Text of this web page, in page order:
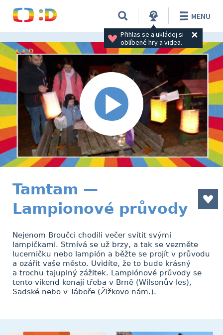
Přihlas se a ukládej si
oblíbené hry a videa.
MENU
Tamtam —
Lampionové průvody
Nejenom Broučci chodili večer svítit svými
lampičkami. Stmívá se už brzy, a tak se vezměte
lucerničku nebo lampión a běžte se projít v průvodu
a ozářit vaše město. Uvidíte, že to bude krásný
a trochu tajuplný zážitek. Lampiónové průvody se
tento víkend konají třeba v Brně (Wilsonův les),
Sadské nebo v Táboře (Žižkovo nám.).